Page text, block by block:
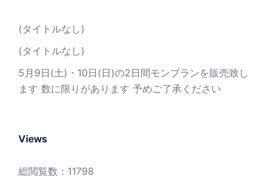
(タイトルなし)
(タイトルなし)
5月9日(土)・10日(日)の2日間モンブランを販売致し
ます 数に限りがあります 予めご了承ください
Views
総閲覧数：11798